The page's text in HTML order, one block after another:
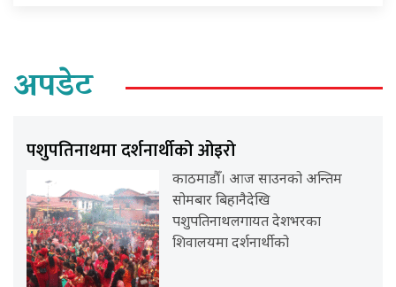
अपडेट
पशुपतिनाथमा दर्शनार्थीको ओइरो
काठमाडौँ। आज साउनको अन्तिम
सोमबार बिहानैदेखि
पशुपतिनाथलगायत देशभरका
शिवालयमा दर्शनार्थीको